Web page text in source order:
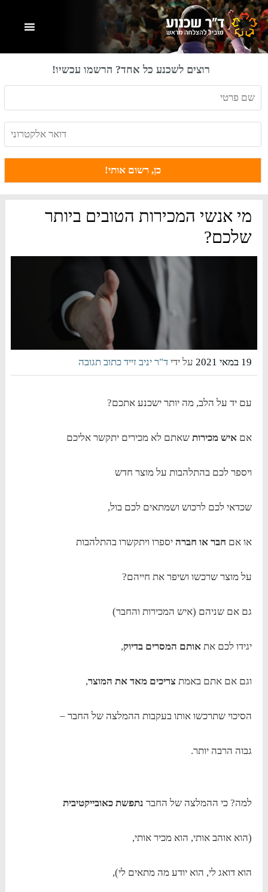
Skip
to
main
Skip
to
primary
Skip
to
footer
רוצים לשכנע כל אחד? הרשמו עכשיו!
מי אנשי המכירות הטובים ביותר
שלכם?
19 במאי 2021 על ידיד"ר יניב זייד כתוב תגובה
עם יד על הלב, מה יותר ישכנע אתכם?
אםאיש מכירותשאתם לא מכירים יתקשר אליכם
ויספר לכם בהתלהבות על מוצר חדש
שכדאי לכם לרכוש ושמתאים לכם בול,
או אם חבר או חברה יספרו ויתקשרו בהתלהבות
על מוצר שרכשו ושיפר את חייהם?
גם אם שניהם (איש המכירות והחבר)
יגידו לכם אתאותם המסרים בדיוק,
וגם אם אתם באמתצריכים מאד את המוצר,
הסיכוי שתרכשו אותו בעקבות ההמלצה של החבר –
גבוה הרבה יותר.
למה? כי ההמלצה של החבר נתפשת כאובייקטיבית
(הוא אוהב אותי, הוא מכיר אותי,
הוא דואג לי, הוא יודע מה מתאים לי),